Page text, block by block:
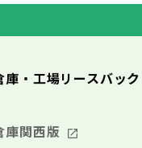
庫・工場リースバッ
庫関西版